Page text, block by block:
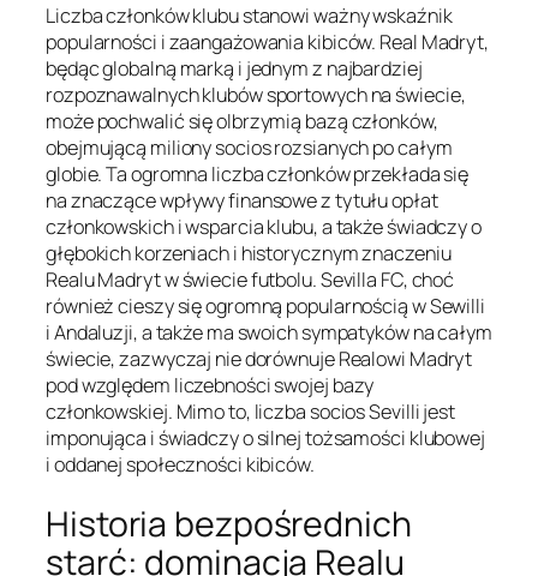
Liczba członków klubu stanowi ważny wskaźnik
popularności i zaangażowania kibiców. Real Madryt,
będąc globalną marką i jednym z najbardziej
rozpoznawalnych klubów sportowych na świecie,
może pochwalić się olbrzymią bazą członków,
obejmującą miliony socios rozsianych po całym
globie. Ta ogromna liczba członków przekłada się
na znaczące wpływy finansowe z tytułu opłat
członkowskich i wsparcia klubu, a także świadczy o
głębokich korzeniach i historycznym znaczeniu
Realu Madryt w świecie futbolu. Sevilla FC, choć
również cieszy się ogromną popularnością w Sewilli
i Andaluzji, a także ma swoich sympatyków na całym
świecie, zazwyczaj nie dorównuje Realowi Madryt
pod względem liczebności swojej bazy
członkowskiej. Mimo to, liczba socios Sevilli jest
imponująca i świadczy o silnej tożsamości klubowej
i oddanej społeczności kibiców.
Historia bezpośrednich
starć: dominacja Realu